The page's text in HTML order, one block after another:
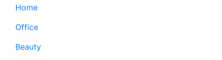
Home
Office
Beauty